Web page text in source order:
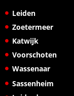
Leiden
Zoetermeer
Katwijk
Voorschoten
Wassenaar
Sassenheim